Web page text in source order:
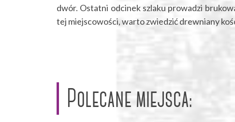
dwór. Ostatni odcinek szlaku prowadzi
tej miejscowości, warto zwiedzić drewniany
Polecane miejsca: